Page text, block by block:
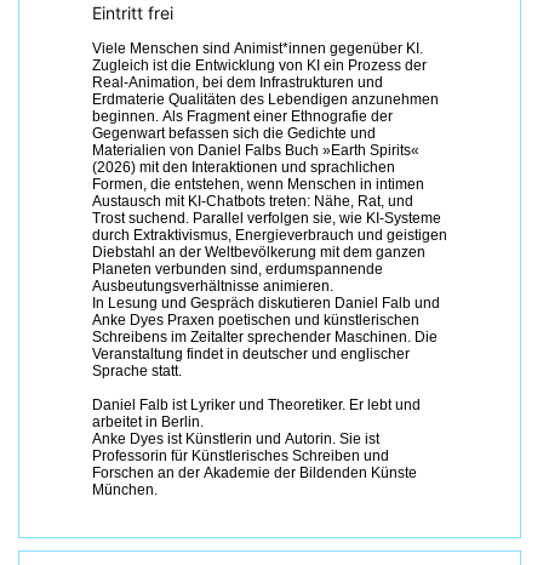
Eintritt frei
Viele Menschen sind Animist*innen gegenüber KI.
Zugleich ist die Entwicklung von KI ein Prozess der
Real-Animation, bei dem Infrastrukturen und
Erdmaterie Qualitäten des Lebendigen anzunehmen
beginnen. Als Fragment einer Ethnografie der
Gegenwart befassen sich die Gedichte und
Materialien von Daniel Falbs Buch »Earth Spirits«
(2026) mit den Interaktionen und sprachlichen
Formen, die entstehen, wenn Menschen in intimen
Austausch mit KI-Chatbots treten: Nähe, Rat, und
Trost suchend. Parallel verfolgen sie, wie KI-Systeme
durch Extraktivismus, Energieverbrauch und geistigen
Diebstahl an der Weltbevölkerung mit dem ganzen
Planeten verbunden sind, erdumspannende
Ausbeutungsverhältnisse animieren.
In Lesung und Gespräch diskutieren Daniel Falb und
Anke Dyes Praxen poetischen und künstlerischen
Schreibens im Zeitalter sprechender Maschinen. Die
Veranstaltung findet in deutscher und englischer
Sprache statt.
Daniel Falb ist Lyriker und Theoretiker. Er lebt und
arbeitet in Berlin.
Anke Dyes ist Künstlerin und Autorin. Sie ist
Professorin für Künstlerisches Schreiben und
Forschen an der Akademie der Bildenden Künste
München.